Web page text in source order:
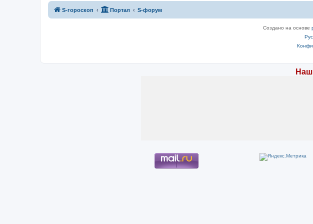
S-гороскоп Портал S-форум
Создано на основе
Наш